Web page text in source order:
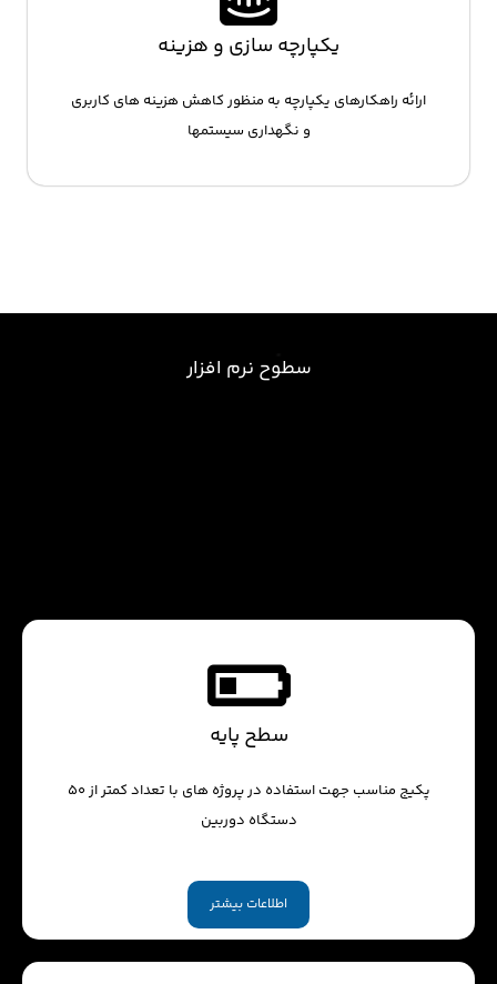
یکپارچه سازی و هزینه
ارائه راهکارهای یکپارچه به منظور کاهش هزینه های کاربری
و نگهداری سیستمها
سطوح نرم افزار
سطح پایه
پکیج مناسب جهت استفاده در پروژه های با تعداد کمتر از 50
دستگاه دوربین
اطلاعات بیشتر